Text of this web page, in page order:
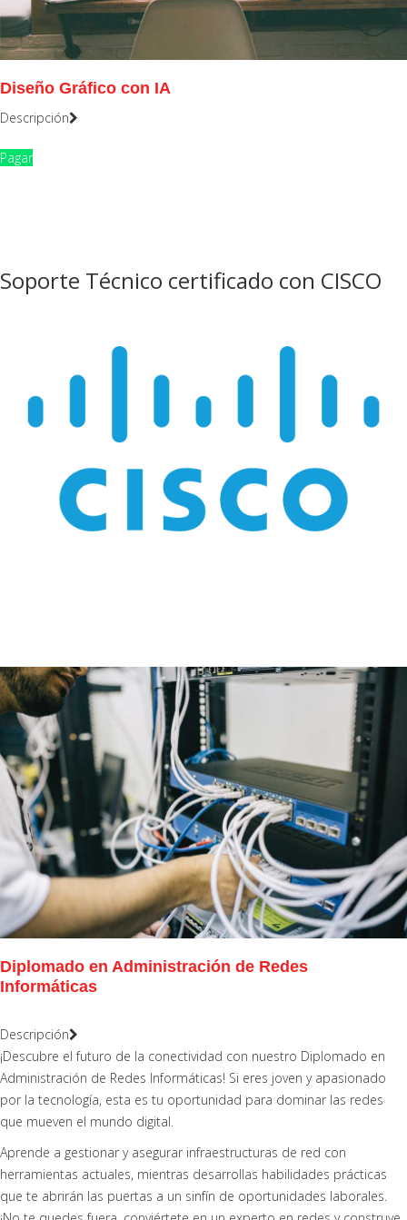
Diseño Gráfico con IA
Descripción
Pagar
Soporte Técnico certificado con CISCO
Diplomado en Administración de Redes
Informáticas
Descripción
¡Descubre el futuro de la conectividad con nuestro Diplomado en
Administración de Redes Informáticas! Si eres joven y apasionado
por la tecnología, esta es tu oportunidad para dominar las redes
que mueven el mundo digital.
Aprende a gestionar y asegurar infraestructuras de red con
herramientas actuales, mientras desarrollas habilidades prácticas
que te abrirán las puertas a un sinfín de oportunidades laborales.